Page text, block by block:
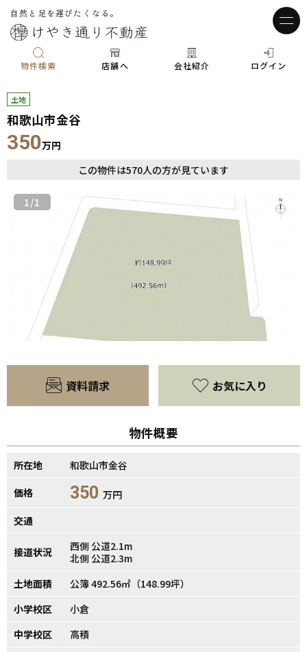
自然と足を運びたくなる。
物件検索 店舗へ 会社紹介 ログイン
土地
和歌山市金谷
350万円
この物件は570人の方が見ています
1/1
資料請求 お気に入り
物件概要
所在地
和歌山市金谷
価格
350 万円
交通
接道状況
西側 公道2.1m
北側 公道2.3m
土地面積
公簿 492.56㎡（148.99坪）
小学校区
小倉
中学校区
高積